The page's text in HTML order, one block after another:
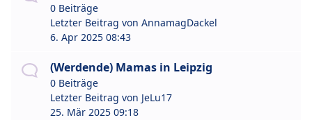
0 Beiträge
Letzter Beitrag von AnnamagDackel
6. Apr 2025 08:43
(Werdende) Mamas in Leipzig
0 Beiträge
Letzter Beitrag von JeLu17
25. Mär 2025 09:18